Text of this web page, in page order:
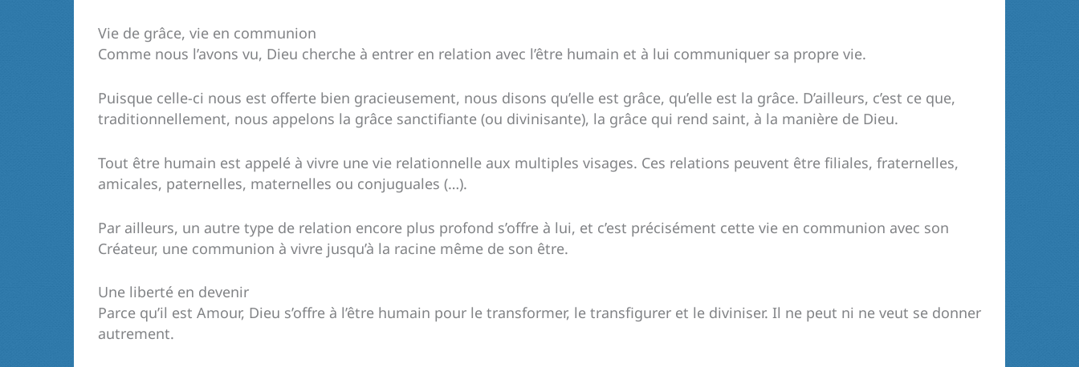
Vie de grâce, vie en communion
Comme nous l’avons vu, Dieu cherche à entrer en relation avec l’être humain et à lui communiquer sa propre vie.
Puisque celle-ci nous est offerte bien gracieusement, nous disons qu’elle est grâce, qu’elle est la grâce. D’ailleurs, c’est ce que,
traditionnellement, nous appelons la grâce sanctifiante (ou divinisante), la grâce qui rend saint, à la manière de Dieu.
Tout être humain est appelé à vivre une vie relationnelle aux multiples visages. Ces relations peuvent être filiales, fraternelles,
amicales, paternelles, maternelles ou conjuguales (…).
Par ailleurs, un autre type de relation encore plus profond s’offre à lui, et c’est précisément cette vie en communion avec son
Créateur, une communion à vivre jusqu’à la racine même de son être.
Une liberté en devenir
Parce qu’il est Amour, Dieu s’offre à l’être humain pour le transformer, le transfigurer et le diviniser. Il ne peut ni ne veut se donner
autrement.